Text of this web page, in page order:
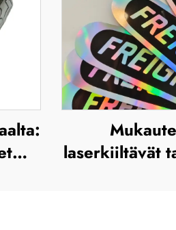
laserkiiltävät